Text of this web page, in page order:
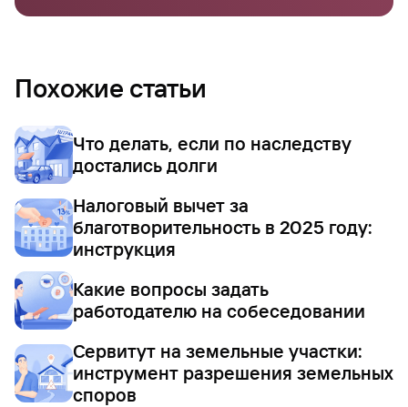
Похожие статьи
Что делать, если по наследству
достались долги
Налоговый вычет за
благотворительность в 2025 году:
инструкция
Какие вопросы задать
работодателю на собеседовании
Сервитут на земельные участки:
инструмент разрешения земельных
споров